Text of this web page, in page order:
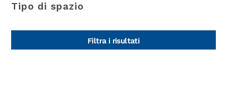
Tipo di spazio
Filtra i risultati